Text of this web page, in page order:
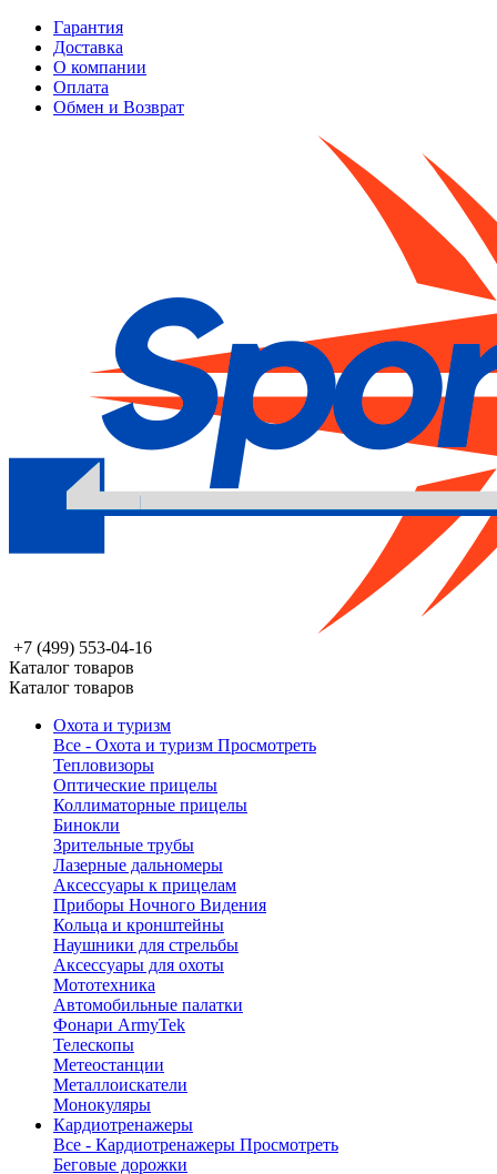
Гарантия
Доставка
О компании
Оплата
Обмен и Возврат
+7 (499) 553-04-16
Каталог товаров
Каталог товаров
Охота и туризм
Все - Охота и туризм Просмотреть
Тепловизоры
Оптические прицелы
Коллиматорные прицелы
Бинокли
Зрительные трубы
Лазерные дальномеры
Аксессуары к прицелам
Приборы Ночного Видения
Кольца и кронштейны
Наушники для стрельбы
Аксессуары для охоты
Мототехника
Автомобильные палатки
Фонари ArmyTek
Телескопы
Метеостанции
Металлоискатели
Монокуляры
Кардиотренажеры
Все - Кардиотренажеры Просмотреть
Беговые дорожки